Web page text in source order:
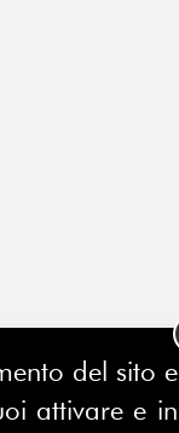
del sito e
attivare e in